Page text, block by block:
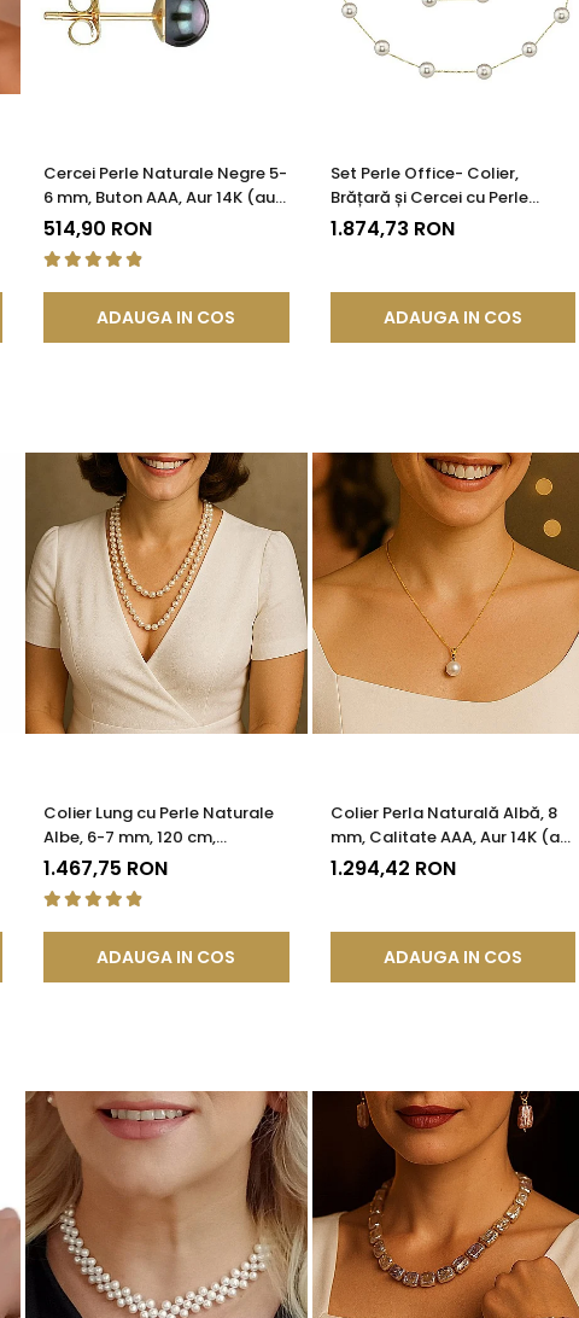
Cercei Perle Naturale Negre 5-
6 mm, Buton AAA, Aur 14K (aur
585), Tip Șurub | KASKADDA®
514,90 RON
ADAUGA IN COS
Set Perle Office- Colier,
Brățară și Cercei cu Perle
Naturale Albe 4-5 mm, Aur
Galben 14K (aur 585) -
1.874,73 RON
ADAUGA IN COS
Colier Lung cu Perle Naturale
Albe, 6-7 mm, 120 cm,
Închizătoare Argint 925 |
KASKADDA®
1.467,75 RON
ADAUGA IN COS
Colier Perla Naturală Albă, 8
mm, Calitate AAA, Aur 14K (aur
585) | KASKADDA®
1.294,42 RON
ADAUGA IN COS